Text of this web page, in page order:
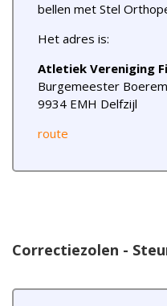
bellen met Stel
Het adres is:
Atletiek Vereniging
Burgemeester
9934 EMH Delfzijl
route
Correctiezolen -